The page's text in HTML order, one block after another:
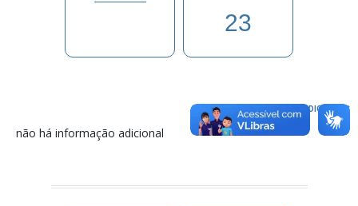
23
INFORMAÇÕES ADICIONAIS
não há informação adicional